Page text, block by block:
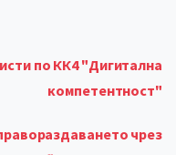
по КК4 "Дигитална
компетентност"
чрез